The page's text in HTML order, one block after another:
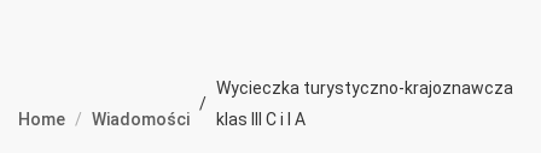
Home Wiadomości
Wycieczka turystyczno-krajoznawcza
klas III C i I A